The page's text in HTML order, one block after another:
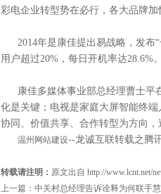
彩电企业转型势在必行，各大品牌
2014年是康佳提出易战略，发布
用户超过20%，每日开机率达28.6%
康佳多媒体事业部总经理曹士平
化是关键；电视是家庭大屏智能终
协同、价值共享、合作转型为方向
温州网站建设--龙诚互联转载之腾
转载请注明： 原文出自 http://www.lcnt.net/
上一篇： 中关村总经理告诉诠释为何联手